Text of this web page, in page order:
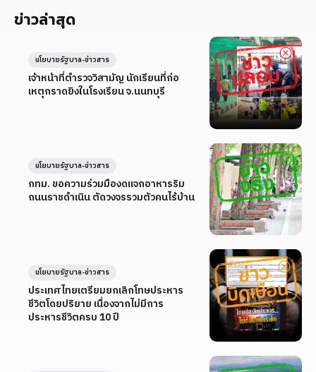
ข่าวล่าสุด
เจ้าหน้าที่ตำรวจวิสามัญ นักเรียนที่ก่อ
เหตุกราดยิงในโรงเรียน จ.นนทบุรี
นโยบายรัฐบาล-ข่าวสาร
กทม. ขอความร่วมมืองดแจกอาหารริม
ถนนราชดำเนิน ตัดวงจรรวมตัวคนไร้บ้าน
นโยบายรัฐบาล-ข่าวสาร
ประเทศไทยเตรียมยกเลิกโทษประหาร
ชีวิตโดยปริยาย เนื่องจากไม่มีการ
ประหารชีวิตครบ 10 ปี
นโยบายรัฐบาล-ข่าวสาร